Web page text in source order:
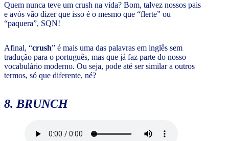
Quem nunca teve um crush na vida? Bom, talvez nossos pais
e avós vão dizer que isso é o mesmo que “flerte” ou
“paquera”, SQN!
Afinal, “crush” é mais uma das palavras em inglês sem
tradução para o português, mas que já faz parte do nosso
vocabulário moderno. Ou seja, pode até ser similar a outros
termos, só que diferente, né?
8. BRUNCH